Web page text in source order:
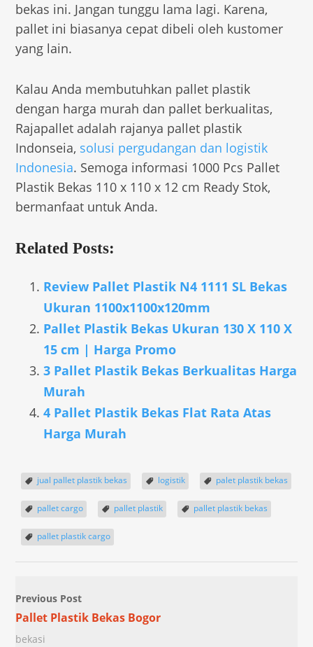
bekas ini. Jangan tunggu lama lagi. Karena,
pallet ini biasanya cepat dibeli oleh kustomer
yang lain.
Kalau Anda membutuhkan pallet plastik
dengan harga murah dan pallet berkualitas,
Rajapallet adalah rajanya pallet plastik
Indonseia, solusi pergudangan dan logistik
Indonesia. Semoga informasi 1000 Pcs Pallet
Plastik Bekas 110 x 110 x 12 cm Ready Stok,
bermanfaat untuk Anda.
Related Posts:
Review Pallet Plastik N4 1111 SL Bekas
Ukuran 1100x1100x120mm
Pallet Plastik Bekas Ukuran 130 X 110 X
15 cm | Harga Promo
3 Pallet Plastik Bekas Berkualitas Harga
Murah
4 Pallet Plastik Bekas Flat Rata Atas
Harga Murah
jual pallet plastik bekas logistik palet plastik bekas
pallet cargo pallet plastik pallet plastik bekas
pallet plastik cargo
Previous Post
Pallet Plastik Bekas Bogor
bekasi